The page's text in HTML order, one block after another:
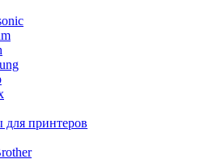
для принтеров